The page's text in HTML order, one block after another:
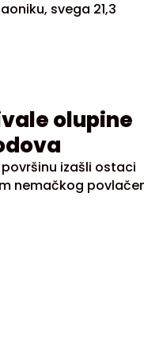
svega 21,3
olupine
izašli ostaci
nemačkog